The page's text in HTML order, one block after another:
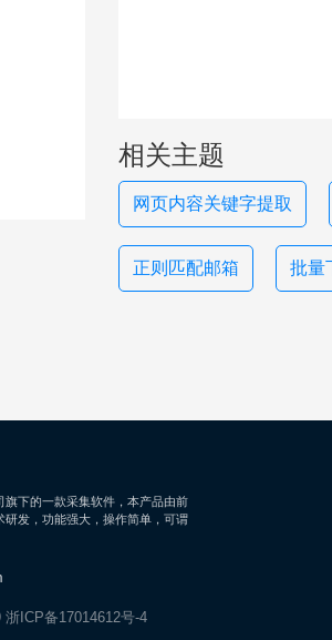
相关主题
网页内容关键字提取
正则匹配邮箱 批量
旗下的一款采集软件，本产品由前
发，功能强大，操作简单，可谓
浙ICP备17014612号-4